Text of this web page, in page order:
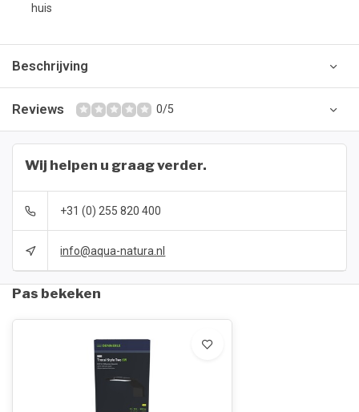
huis
Beschrijving
Reviews 0/5
Wij helpen u graag verder.
+31 (0) 255 820 400
info@aqua-natura.nl
Pas bekeken